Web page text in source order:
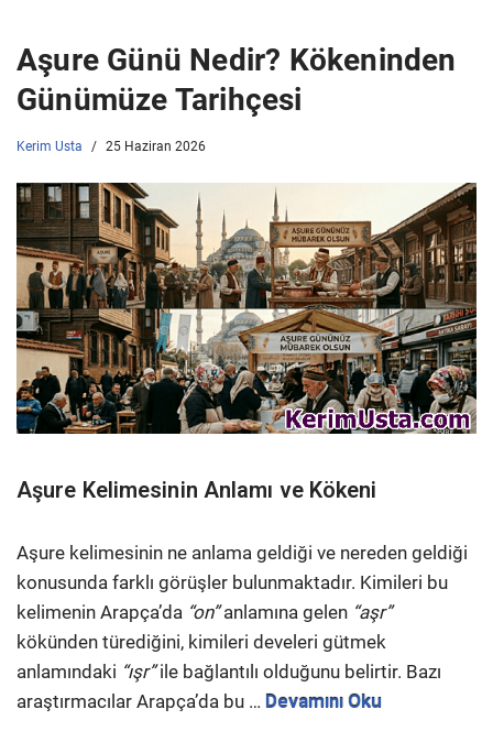
Aşure Günü Nedir? Kökeninden
Günümüze Tarihçesi
Kerim Usta 25 Haziran 2026
Aşure Kelimesinin Anlamı ve Kökeni
Aşure kelimesinin ne anlama geldiği ve nereden geldiği
konusunda farklı görüşler bulunmaktadır. Kimileri bu
kelimenin Arapça’da “on”anlamına gelen “aşr”
kökünden türediğini, kimileri develeri gütmek
anlamındaki “ışr”ile bağlantılı olduğunu belirtir. Bazı
araştırmacılar Arapça’da bu … Devamını Oku